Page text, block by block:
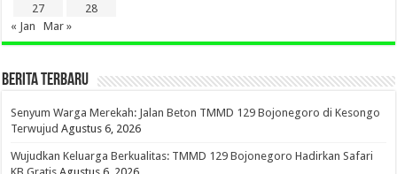
27
28
« Jan
Mar »
BERITA TERBARU
Senyum Warga Merekah: Jalan Beton TMMD 129 Bojonegoro di Kesongo
Terwujud Agustus 6, 2026
Wujudkan Keluarga Berkualitas: TMMD 129 Bojonegoro Hadirkan Safari